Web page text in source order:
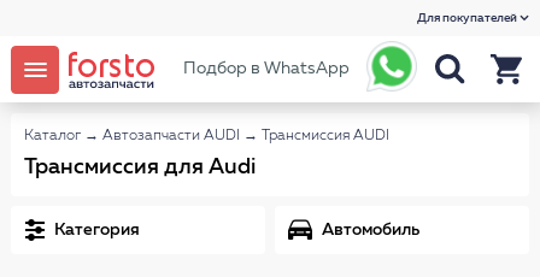
Для покупателей
Подбор в WhatsApp
Каталог → Автозапчасти AUDI → Трансмиссия AUDI
Трансмиссия для Audi
Категория Автомобиль